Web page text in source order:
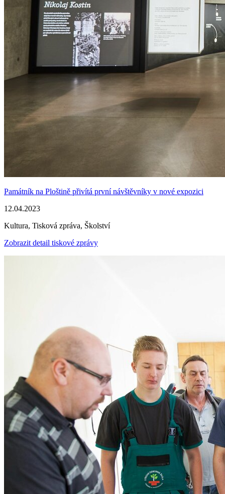
Památník na Ploštině přivítá první návštěvníky v nové expozici
12.04.2023
Kultura, Tisková zpráva, Školství
Zobrazit detail tiskové zprávy